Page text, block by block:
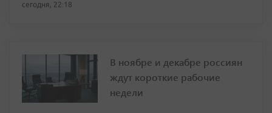
сегодня, 22:18
В ноябре и декабре россиян
ждут короткие рабочие
недели